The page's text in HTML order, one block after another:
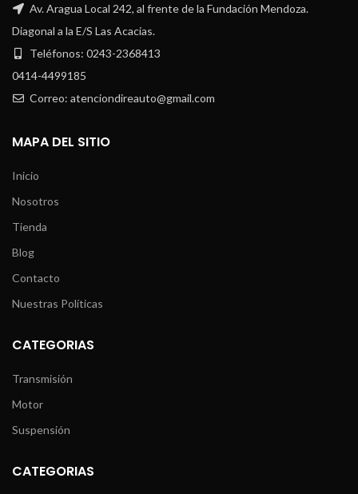
Av. Aragua Local 242, al frente de la Fundación Mendoza.
Diagonal a la E/S Las Acacias.
Teléfonos: 0243-2368413
0414-4499185
Correo: atenciondireauto@gmail.com
MAPA DEL SITIO
Inicio
Nosotros
Tienda
Blog
Contacto
Nuestras Políticas
CATEGORIAS
Transmisión
Motor
Suspensión
CATEGORIAS